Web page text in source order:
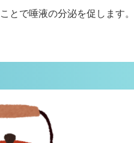
とで唾液の分泌を促します。